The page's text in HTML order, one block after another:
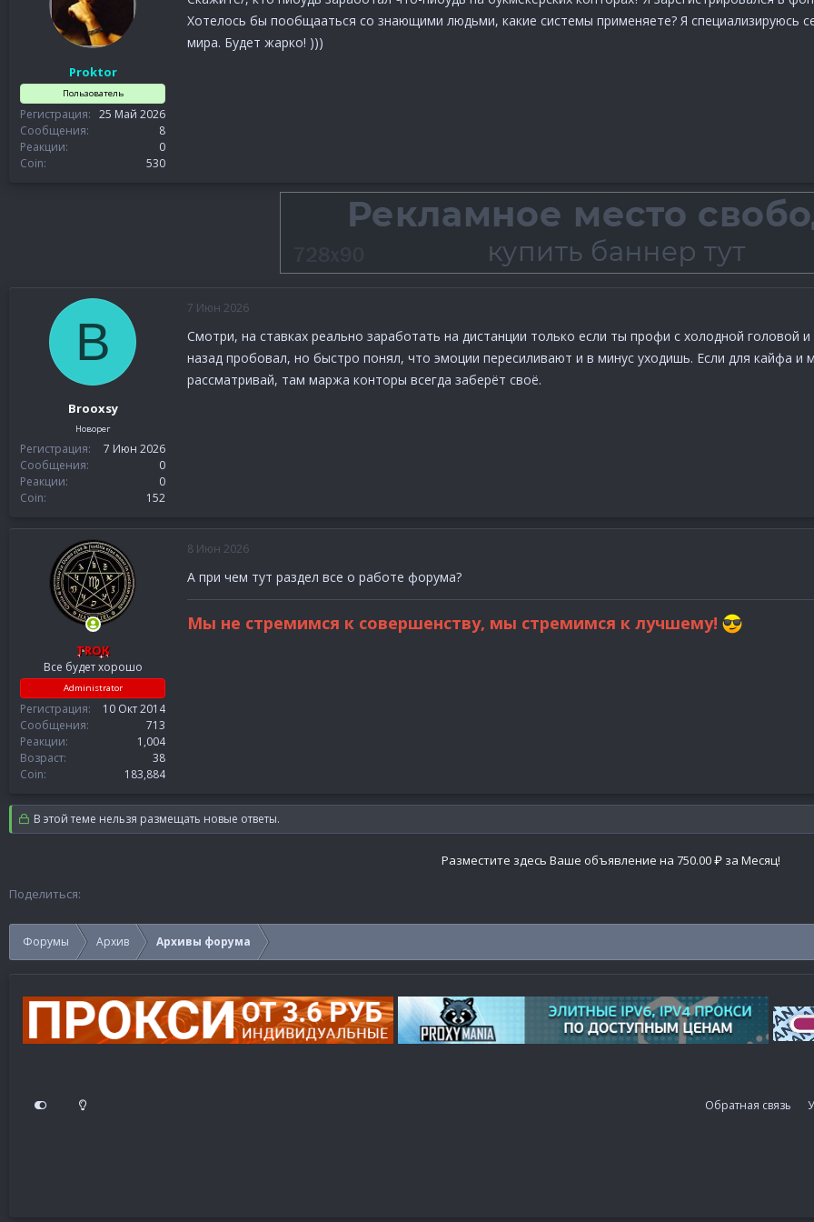
Proktor
Пользователь
Регистрация
25 Май 2026
Сообщения
8
Реакции
0
Coin
530
Хотелось бы пообщааться со знающими людьми, какие системы применяете? Я специализируюсь
мира. Будет жарко! )))
B
Brooxsy
Новорег
Регистрация
7 Июн 2026
Сообщения
0
Реакции
0
Coin
152
7 Июн 2026
Смотри, на ставках реально заработать на дистанции только если ты профи с холодной головой
назад пробовал, но быстро понял, что эмоции пересиливают и в минус уходишь. Если для кайфа
рассматривай, там маржа конторы всегда заберёт своё.
TROK
Все будет хорошо
Administrator
Регистрация
10 Окт 2014
Сообщения
713
Реакции
1,004
Возраст
38
Coin
183,884
8 Июн 2026
А при чем тут раздел все о работе форума?
Мы не стремимся к совершенству, мы стремимся к лучшему!
В этой теме нельзя размещать новые ответы.
Разместите здесь Ваше объявление на 750.00 ₽ за Месяц!
Поделиться:
Форумы Архив Архивы форума
Обратная связь